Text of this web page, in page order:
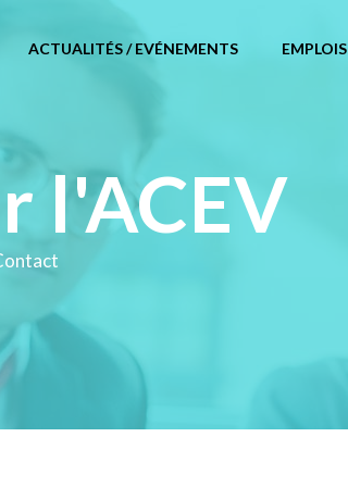
l'ACEV
ACTUALITÉS / EVÉNEMENTS EMPLOIS